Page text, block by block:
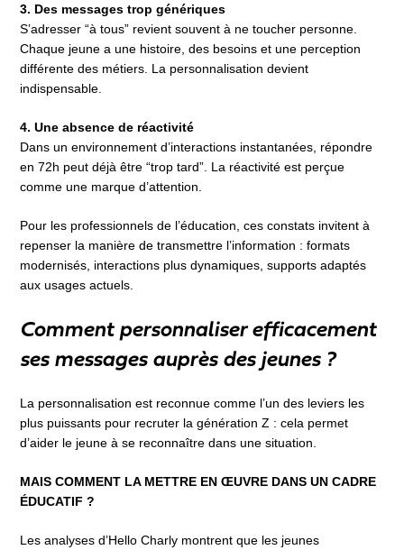
3. Des messages trop génériques
S’adresser “à tous” revient souvent à ne toucher personne.
Chaque jeune a une histoire, des besoins et une perception
différente des métiers. La personnalisation devient
indispensable.
4. Une absence de réactivité
Dans un environnement d’interactions instantanées, répondre
en 72h peut déjà être “trop tard”. La réactivité est perçue
comme une marque d’attention.
Pour les professionnels de l’éducation, ces constats invitent à
repenser la manière de transmettre l’information : formats
modernisés, interactions plus dynamiques, supports adaptés
aux usages actuels.
Comment personnaliser efficacement
ses messages auprès des jeunes ?
La personnalisation est reconnue comme l’un des leviers les
plus puissants pour recruter la génération Z : cela permet
d’aider le jeune à se reconnaître dans une situation.
MAIS COMMENT LA METTRE EN ŒUVRE DANS UN CADRE
ÉDUCATIF ?
Les analyses d’Hello Charly montrent que les jeunes